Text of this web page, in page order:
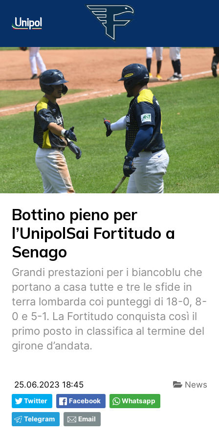
Bottino pieno per
l’UnipolSai Fortitudo a
Senago
Grandi prestazioni per i biancoblu che
portano a casa tutte e tre le sfide in
terra lombarda coi punteggi di 18-0, 8-
0 e 5-1. La Fortitudo conquista così il
primo posto in classifica al termine del
girone d’andata.
25.06.2023 18:45 News
Twitter Facebook Whatsapp
Telegram Email